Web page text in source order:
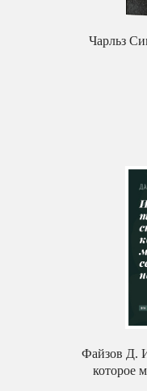
Чарльз
Файзов Д.
которое